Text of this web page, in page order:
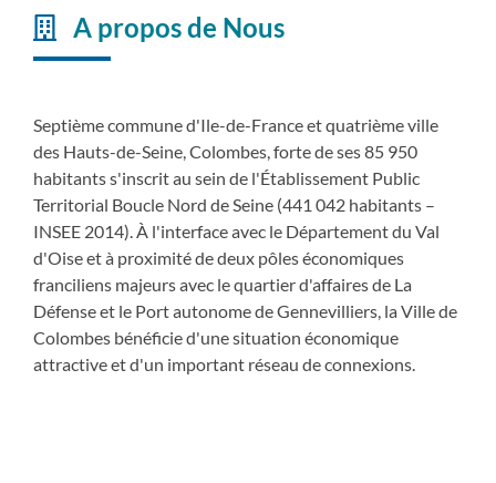
A propos de Nous
Septième commune d'Ile-de-France et quatrième ville
des Hauts-de-Seine, Colombes, forte de ses 85 950
habitants s'inscrit au sein de l'Établissement Public
Territorial Boucle Nord de Seine (441 042 habitants –
INSEE 2014). À l'interface avec le Département du Val
d'Oise et à proximité de deux pôles économiques
franciliens majeurs avec le quartier d'affaires de La
Défense et le Port autonome de Gennevilliers, la Ville de
Colombes bénéficie d'une situation économique
attractive et d'un important réseau de connexions.